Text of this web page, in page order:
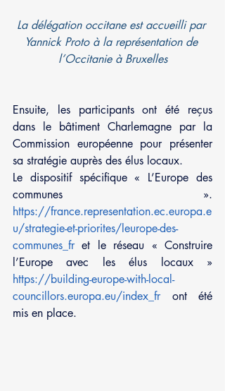
La délégation occitane est accueilli par
Yannick Proto à la représentation de
l’Occitanie à Bruxelles
Ensuite, les participants ont été reçus
dans le bâtiment Charlemagne par la
Commission européenne pour présenter
sa stratégie auprès des élus locaux.
Le dispositif spécifique « L’Europe des
https://france.representation.ec.europa.e
u/strategie-et-priorites/leurope-des-
communes_fr et le réseau « Construire
https://building-europe-with-local-
councillors.europa.eu/index_fr ont été
mis en place.